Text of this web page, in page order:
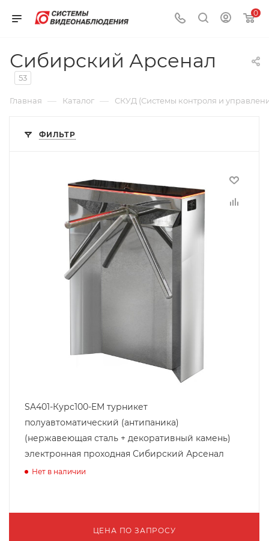
0
Сибирский Арсенал
53
Главная — Каталог — СКУД (Системы контроля и
ФИЛЬТР
SA401-Курс100-EM турникет
полуавтоматический (антипаника)
(нержавеющая сталь + декоративный камень)
электронная проходная Сибирский Арсенал
Нет в наличии
ЦЕНА ПО ЗАПРОСУ